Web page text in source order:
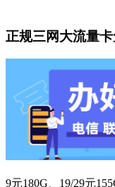
正规三网大流量
9元180G、19/29元